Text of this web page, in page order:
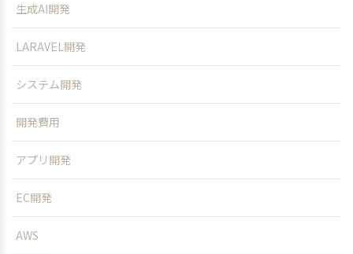
生成AI開発
LARAVEL開発
システム開発
開発費用
アプリ開発
EC開発
AWS